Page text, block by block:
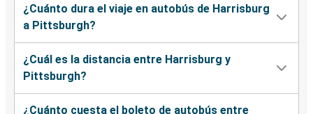
¿Cuánto dura el viaje en autobús de Harrisburg
a Pittsburgh?
¿Cuál es la distancia entre Harrisburg y
Pittsburgh?
¿Cuánto cuesta el boleto de autobús entre